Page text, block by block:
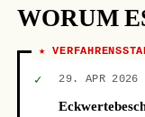
WORUM
★
✓ 29. APR 2026